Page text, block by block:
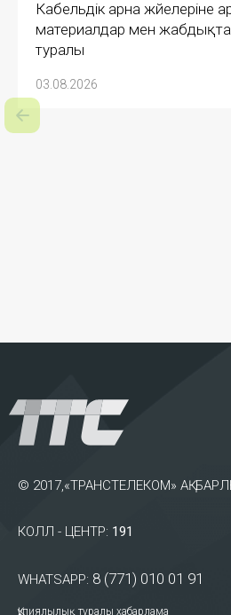
Кабельдік арна жүйелеріне
материалдар мен
туралы
03.08.2026
© 2017,«ТРАНСТЕЛЕКОМ» АҚ.
КОЛЛ - ЦЕНТР: 191
WHATSAPP: 8 (771) 010 01 91
Құпиялылық туралы хабарлама